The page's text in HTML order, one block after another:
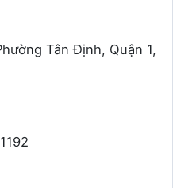
Tân Định, Quận 1,